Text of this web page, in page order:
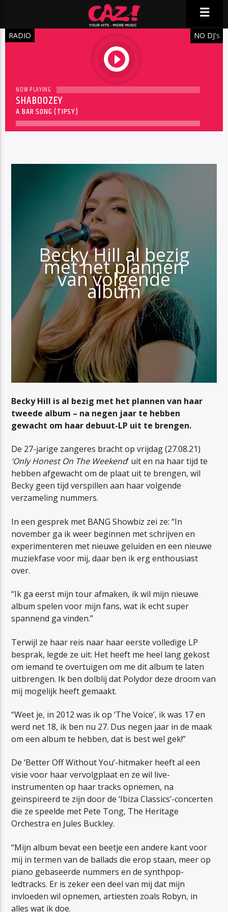
RADIO
play
NO DJ'S
NOW PLAYING
SHABOOZEY
A BAR SONG (TIPSY)
Becky Hill al bezig
met het plannen
van volgende
album
Becky Hill is al bezig met het plannen van haar
tweede album – na negen jaar te hebben
gewacht om haar debuut-LP uit te brengen.
De 27-jarige zangeres bracht op vrijdag (27.08.21)
‘Only Honest On The Weekend‘ uit en na haar tijd te
hebben afgewacht om de plaat uit te brengen, wil
Becky geen tijd verspillen aan haar volgende
verzameling nummers.
In een gesprek met BANG Showbiz zei ze: “In
november ga ik weer beginnen met schrijven en
experimenteren met nieuwe geluiden en een nieuwe
muziekfase voor mij, daar ben ik erg enthousiast
over.
“Ik ga eerst mijn tour afmaken, ik wil mijn nieuwe
album spelen voor mijn fans, wat ik echt super
spannend ga vinden.”
Terwijl ze haar reis naar haar eerste volledige LP
besprak, legde ze uit: Het heeft me heel lang gekost
om iemand te overtuigen om me dit album te laten
uitbrengen. Ik ben dolblij dat Polydor deze droom van
mij mogelijk heeft gemaakt.
“Weet je, in 2012 was ik op ‘The Voice’, ik was 17 en
werd net 18, ik ben nu 27. Dus negen jaar in de maak
om een ​​album te hebben, dat is best wel gek!”
De ‘Better Off Without You’-hitmaker heeft al een
visie voor haar vervolgplaat en ze wil live-
instrumenten op haar tracks opnemen, na
geïnspireerd te zijn door de ‘Ibiza Classics’-concerten
die ze speelde met Pete Tong, The Heritage
Orchestra en Jules Buckley.
“Mijn album bevat een beetje een andere kant voor
mij in termen van de ballads die erop staan, meer op
piano gebaseerde nummers en de synthpop-
ledtracks. Er is zeker een deel van mij dat mijn
invloeden wil opnemen, artiesten zoals Robyn, in
alles wat ik doe.